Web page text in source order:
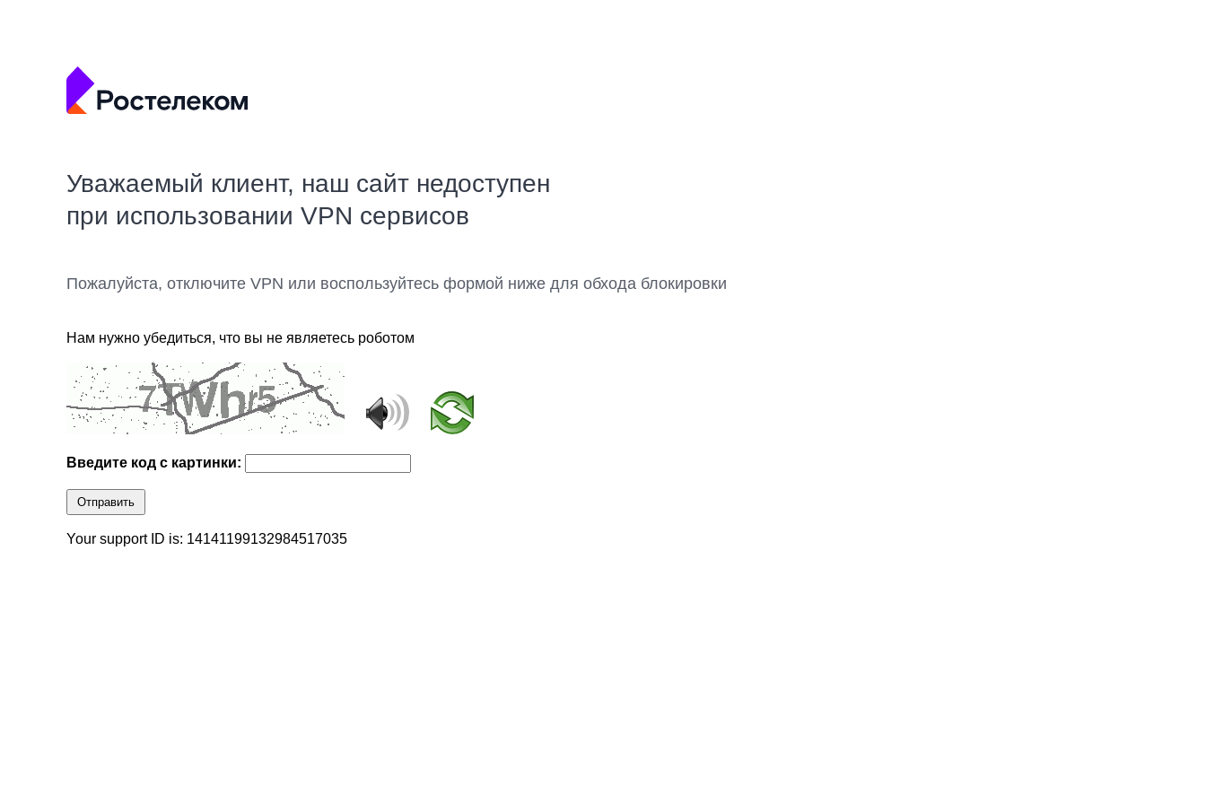
Уважаемый клиент, наш сайт недоступен
при использовании VPN сервисов
Пожалуйста, отключите VPN или воспользуйтесь формой ниже для обхода блокировки
Нам нужно убедиться, что вы не являетесь роботом
Введите код с картинки:
Отправить
Your support ID is: 14141199132984517035